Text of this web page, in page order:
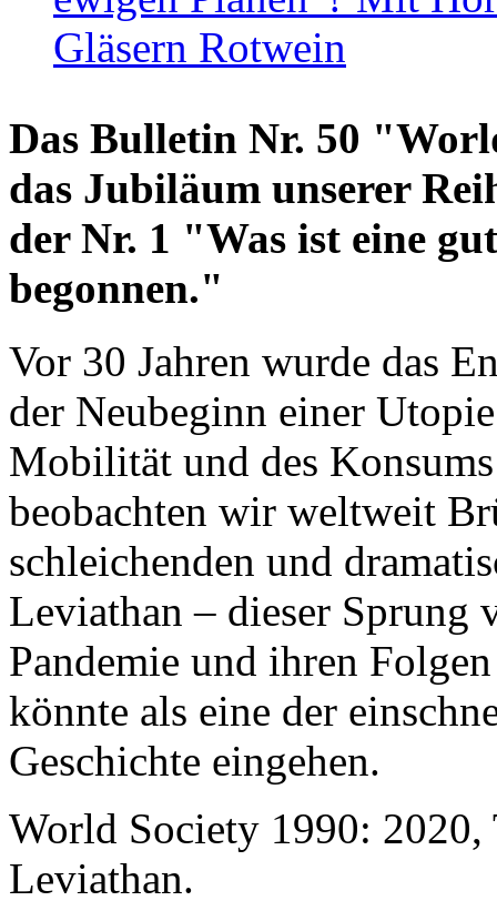
Gläsern Rotwein
Das Bulletin Nr. 50
das Jubiläum unserer
der Nr. 1 "Was ist eine
begonnen."
Vor 30 Jahren wurde das
der Neubeginn einer
Mobilität und des
beobachten wir weltweit
schleichenden und
Leviathan – dieser Sprung
Pandemie und ihren
könnte als eine der
Geschichte eingehen.
World Society 1990: 2020,
Leviathan.